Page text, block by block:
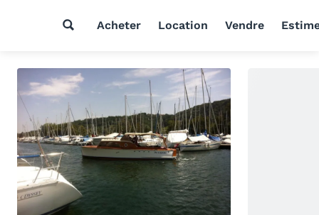
Acheter Location Vendre